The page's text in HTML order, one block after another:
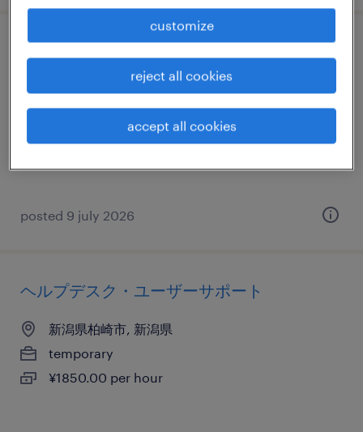
新潟県長岡市, 新潟県
temporary
¥1700.00 per hour
posted 9 july 2026
ヘルプデスク・ユーザーサポート
新潟県柏崎市, 新潟県
temporary
¥1850.00 per hour
customize
reject all cookies
accept all cookies